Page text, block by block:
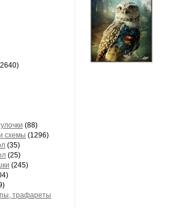
(88)
схемы (1296)
(35)
(25)
(245)
трaфaреты